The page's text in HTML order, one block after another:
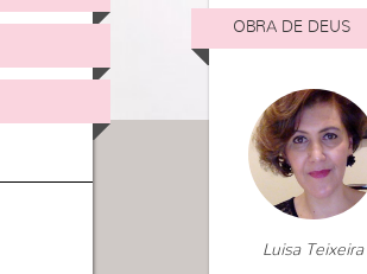
OBRA DE DEUS
Luisa Teixeira